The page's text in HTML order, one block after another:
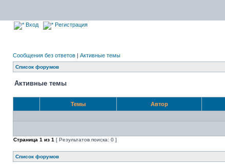
Вход Регистрация
Сообщения без ответов | Активные темы
Список форумов
Активные темы
Темы Автор
Страница 1 из 1 [ Результатов поиска: 0 ]
Список форумов